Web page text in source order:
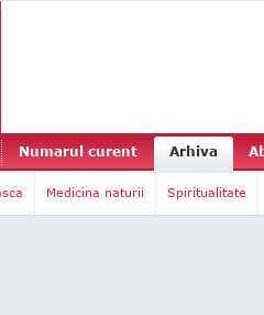
Numarul curent Arhiva
Medicina naturii Spiritualitate